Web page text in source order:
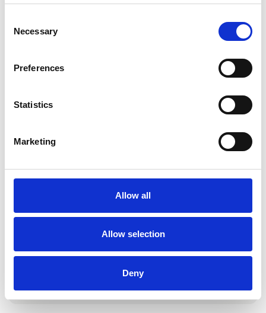
Selection
Necessary
Preferences
Statistics
Marketing
Allow all
Allow selection
Deny
Produktet er tilføjet af:
Vi er en rådgivningsvirksomhed, der præsenterer egne
udstillinger i samarbejde med gode venner. Gennem vores
en lang række internationale gallerier og kunstnere. Det er
virksomheder og institutioner løbende, relevant og
kunstoplevelser i en bredere forstand.
Vi er et trænet team af rådgivere, der ikke laver andet end at
sondre imellem det geniale, det gode, det dårlige og det